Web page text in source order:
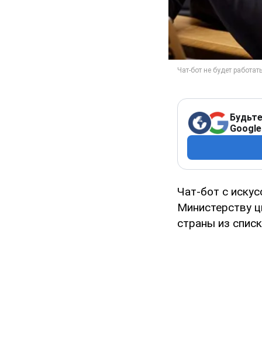
Google
Чат-бот с
Министерству
страны из